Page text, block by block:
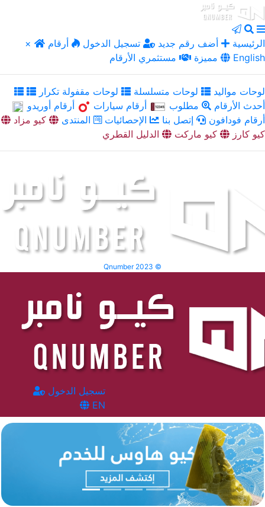
× الرئيسية أضف رقم جديد تسجيل الدخول
أرقام
مميزة
مستثمري الأرقام English
لوحات مواليد لوحات متسلسلة
لوحات مقفولة تكرار
أحدث الأرقام
مطلوب أرقام سيارات
أرقام أوريدو
أرقام فودافون
إتصل بنا الإحصائيات المنتدى
كيو مزاد
كيو كارز
كيو ماركت الدليل القطري
Qnumber 2023 ©
تسجيل الدخول
EN